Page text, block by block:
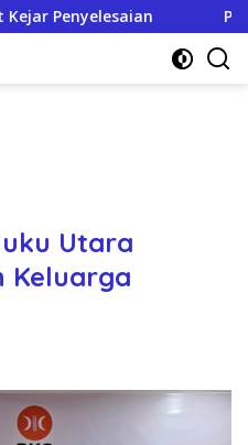
Pemkot
Utara
Keluarga